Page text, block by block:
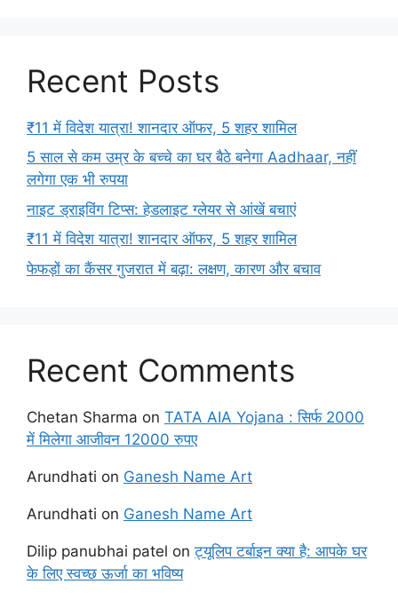
Recent Posts
₹11 में विदेश यात्रा! शानदार ऑफर, 5 शहर शामिल
5 साल से कम उम्र के बच्चे का घर बैठे बनेगा Aadhaar, नहीं
लगेगा एक भी रुपया
नाइट ड्राइविंग टिप्स: हेडलाइट ग्लेयर से आंखें बचाएं
₹11 में विदेश यात्रा! शानदार ऑफर, 5 शहर शामिल
फेफड़ों का कैंसर गुजरात में बढ़ा: लक्षण, कारण और बचाव
Recent Comments
Chetan Sharma on TATA AIA Yojana : सिर्फ 2000
में मिलेगा आजीवन 12000 रुपए
Arundhati on Ganesh Name Art
Arundhati on Ganesh Name Art
Dilip panubhai patel onट्यूलिप टर्बाइन क्या है: आपके घर
के लिए स्वच्छ ऊर्जा का भविष्य